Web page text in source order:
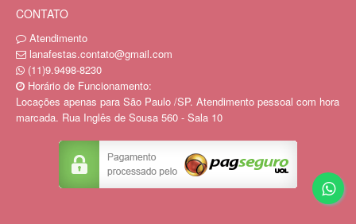
CONTATO
Atendimento
lanafestas.contato@gmail.com
(11)9.9498-8230
Horário de Funcionamento:
Locações apenas para São Paulo /SP. Atendimento pessoal com hora
marcada. Rua Inglês de Sousa 560 - Sala 10